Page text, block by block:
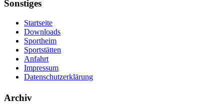
Sonstiges
Startseite
Downloads
Sportheim
Sportstätten
Anfahrt
Impressum
Datenschutzerklärung
Archiv